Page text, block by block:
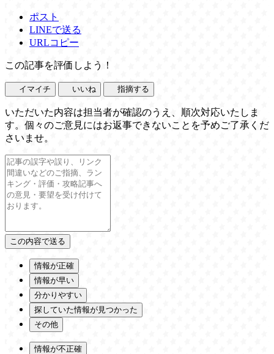
ポスト
LINEで送る
URLコピー
この記事を評価しよう！
イマイチ いいね 指摘する
いただいた内容は担当者が確認のうえ、順次対応いたしま
す。個々のご意見にはお返事できないことを予めご了承くだ
さいませ。
情報が正確
情報が早い
分かりやすい
探していた情報が見つかった
その他
情報が不正確